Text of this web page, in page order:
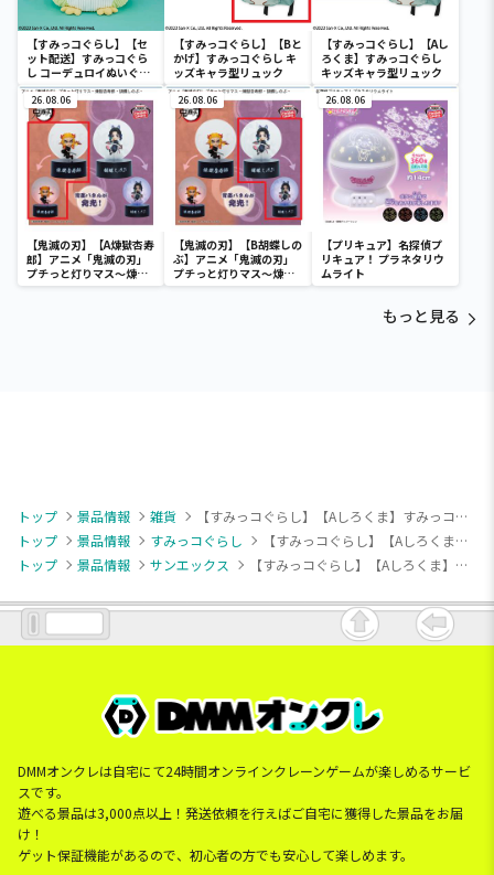
【すみっコぐらし】【セ
ット配送】すみっコぐら
し コーデュロイぬいぐる
みXL プレミアム ぺんぎ
ん？
【すみっコぐらし】【Bと
かげ】すみっコぐらし キ
ッズキャラ型リュック
【すみっコぐらし】【Aし
ろくま】すみっコぐらし
キッズキャラ型リュック
26.08.06
【鬼滅の刃】【A煉獄杏寿
郎】アニメ「鬼滅の刃」
プチっと灯りマス～煉獄
杏寿郎・胡蝶しのぶ～
26.08.06
【鬼滅の刃】【B胡蝶しの
ぶ】アニメ「鬼滅の刃」
プチっと灯りマス～煉獄
杏寿郎・胡蝶しのぶ～
26.08.06
【プリキュア】名探偵プ
リキュア！ プラネタリウ
ムライト
もっと見る
トップ 景品情報 雑貨
【すみっコぐらし】【Aしろくま】すみっコぐらし ウォレット付きスマホショルダーポーチ
トップ
景品情報 すみっコぐらし
【すみっコぐらし】【Aしろくま】すみっコぐらし ウォレット付きスマホショルダーポーチ
トップ
景品情報 サンエックス 【すみっコぐらし】【Aしろくま】すみっコぐらし ウォレット付きスマホショルダーポーチ
DMMオンクレは自宅にて24時間オンラインクレーンゲームが楽しめるサービ
スです。
遊べる景品は3,000点以上！発送依頼を行えばご自宅に獲得した景品をお届
け！
ゲット保証機能があるので、初心者の方でも安心して楽しめます。